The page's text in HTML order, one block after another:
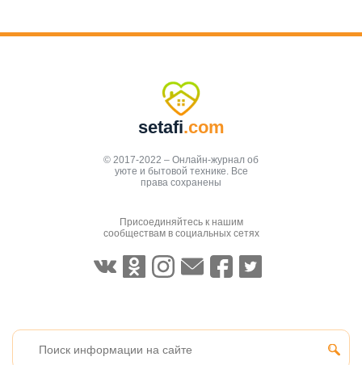
setafi.com
© 2017-2022 – Онлайн-журнал об
уюте и бытовой технике. Все
права сохранены
Присоединяйтесь к нашим
сообществам в социальных сетях